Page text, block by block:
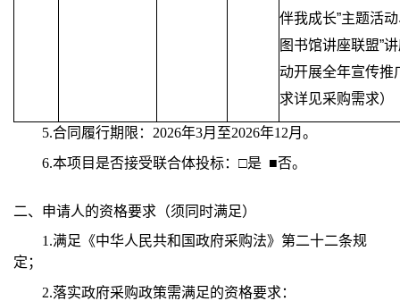
伴我成长”主题活
图书馆讲座联盟”
动开展全年宣传推
求详见采购需求）
5.合同履行期限：2026年3月至2026年12月。
6.本项目是否接受联合体投标：□是 ■否。
二、申请人的资格要求（须同时满足）
1.满足《中华人民共和国政府采购法》第二十二条规
定；
2.落实政府采购政策需满足的资格要求：